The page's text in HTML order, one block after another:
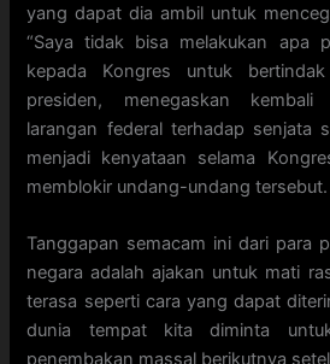
yang dapat dia ambil untuk
“Saya tidak bisa melakukan apa
kepada Kongres untuk
presiden, menegaskan kembali
larangan federal terhadap senjata
menjadi kenyataan selama
memblokir undang-undang tersebut.
Tanggapan semacam ini dari para
negara adalah ajakan untuk mati
terasa seperti cara yang dapat
dunia tempat kita diminta
penembakan massal berikutnya